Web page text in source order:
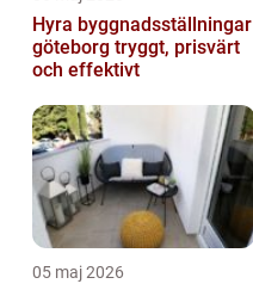
Hyra byggnadsställningar
göteborg tryggt, prisvärt
och effektivt
05 maj 2026